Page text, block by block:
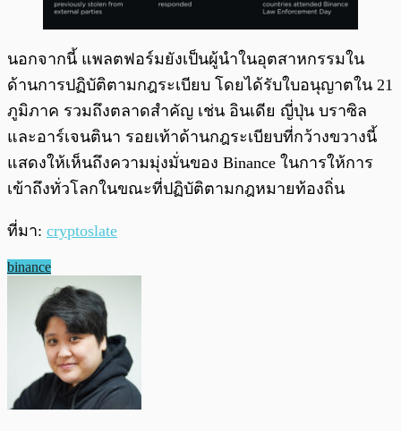
นอกจากนี้ แพลตฟอร์มยังเป็นผู้นำในอุตสาหกรรมใน
ด้านการปฏิบัติตามกฎระเบียบ โดยได้รับใบอนุญาตใน 21
ภูมิภาค รวมถึงตลาดสำคัญ เช่น อินเดีย ญี่ปุ่น บราซิล
และอาร์เจนตินา รอยเท้าด้านกฎระเบียบที่กว้างขวางนี้
แสดงให้เห็นถึงความมุ่งมั่นของ Binance ในการให้การ
เข้าถึงทั่วโลกในขณะที่ปฏิบัติตามกฎหมายท้องถิ่น
ที่มา: cryptoslate
binance